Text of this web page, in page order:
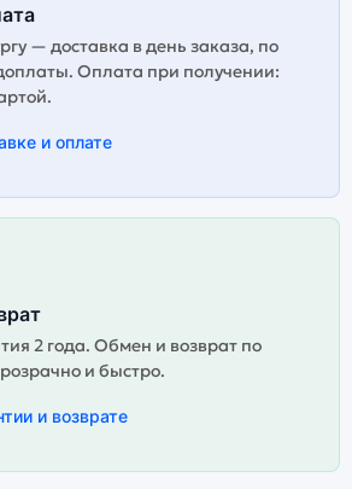
— доставка в день заказа, по
Оплата при получении:
и оплате
2 года. Обмен и возврат по
и быстро.
и возврате